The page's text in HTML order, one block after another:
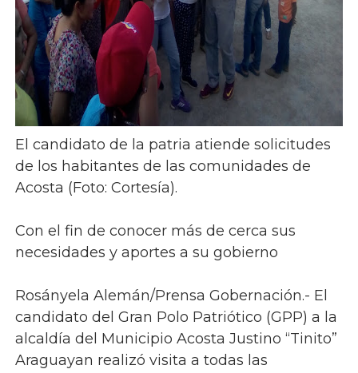
El candidato de la patria atiende solicitudes
de los habitantes de las comunidades de
Acosta (Foto: Cortesía).
Con el fin de conocer más de cerca sus
necesidades y aportes a su gobierno
Rosányela Alemán/Prensa Gobernación.- El
candidato del Gran Polo Patriótico (GPP) a la
alcaldía del Municipio Acosta Justino “Tinito”
Araguayan realizó visita a todas las